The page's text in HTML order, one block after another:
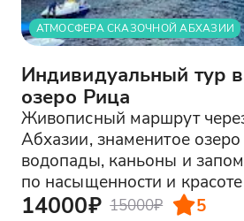
АТМОСФЕРА СКАЗОЧНОЙ АБХАЗИИ
Индивидуальный тур
озеро Рица
Живописный маршрут
Абхазии, знаменитое
водопады, каньоны и
по насыщенности и
14000₽ 15000₽ 5